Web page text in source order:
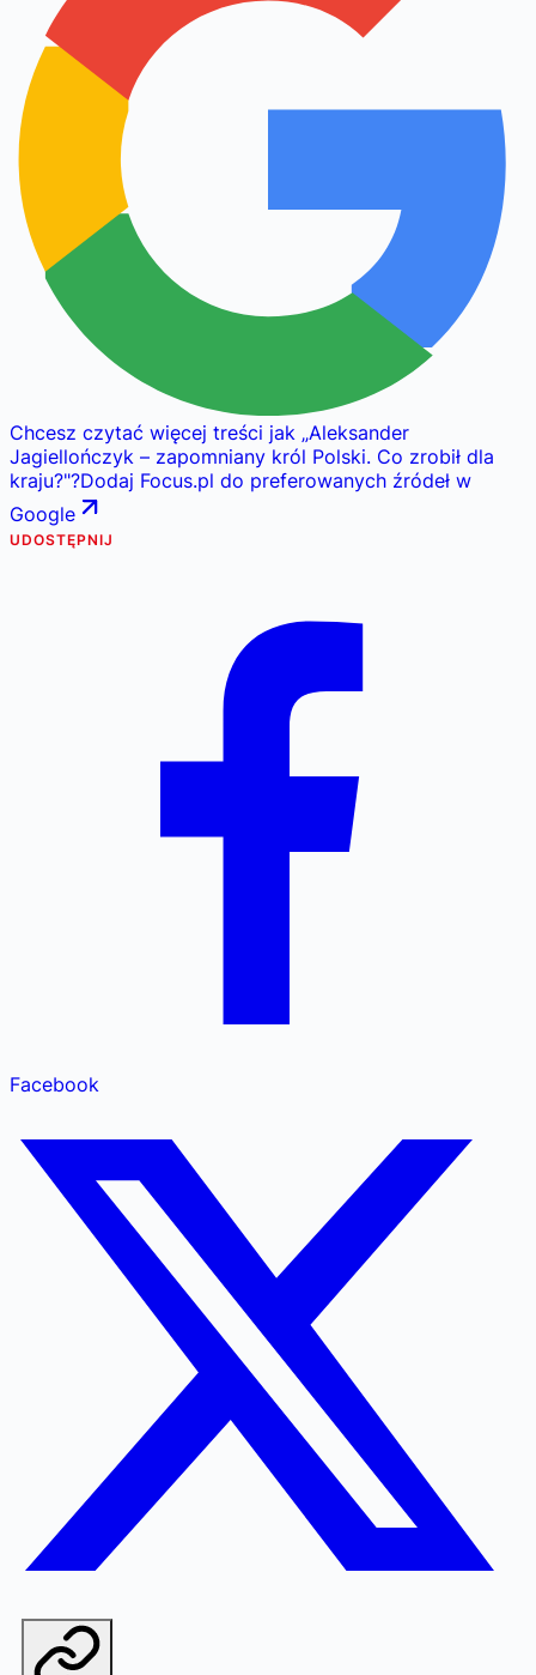
Chcesz czytać więcej treści jak „Aleksander
Jagiellończyk – zapomniany król Polski. Co zrobił dla
kraju?"?Dodaj Focus.pl do preferowanych źródeł w
Google
UDOSTĘPNIJ
Facebook